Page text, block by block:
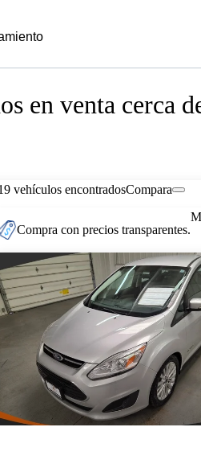
en venta cerca
vehículos encontradosCompara
Compra con precios transparentes.